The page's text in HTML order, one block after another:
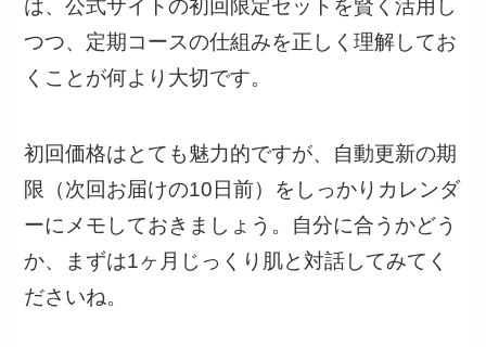
は、公式サイトの初回限定セットを賢く活用し
つつ、定期コースの仕組みを正しく理解してお
くことが何より大切です。
初回価格はとても魅力的ですが、自動更新の期
限（次回お届けの10日前）をしっかりカレンダ
ーにメモしておきましょう。自分に合うかどう
か、まずは1ヶ月じっくり肌と対話してみてく
ださいね。